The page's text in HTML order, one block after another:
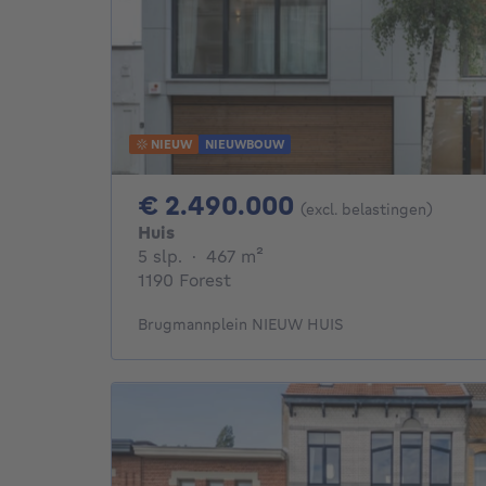
NIEUW NIEUWBOUW
€ 2.490.000 2490000€
(excl. belastingen)
Huis
5 slp. 5 slaapkamers
· 467 m²
1190 Forest
Brugmannplein NIEUW HUIS